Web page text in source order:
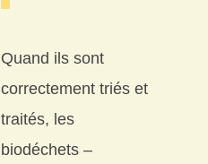
Quand ils sont
correctement triés et
traités, les
biodéchets –